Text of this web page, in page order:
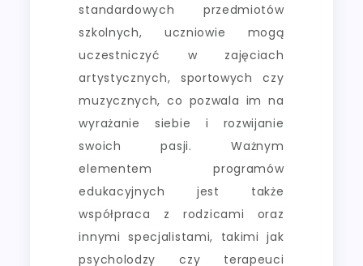
standardowych przedmiotów
szkolnych, uczniowie mogą
uczestniczyć w zajęciach
artystycznych, sportowych czy
muzycznych, co pozwala im na
wyrażanie siebie i rozwijanie
swoich pasji. Ważnym
elementem programów
edukacyjnych jest także
współpraca z rodzicami oraz
innymi specjalistami, takimi jak
psycholodzy czy terapeuci